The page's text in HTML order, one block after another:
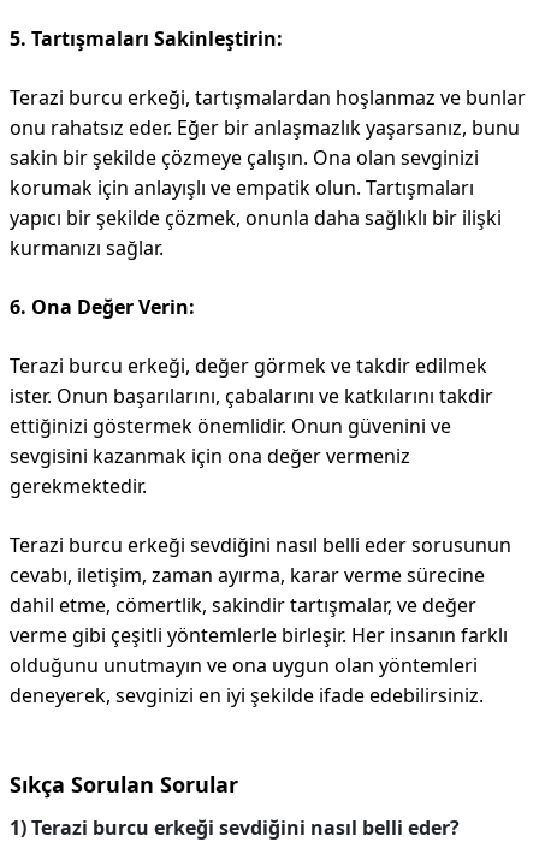
5. Tartışmaları Sakinleştirin:
Terazi burcu erkeği, tartışmalardan hoşlanmaz ve bunlar
onu rahatsız eder. Eğer bir anlaşmazlık yaşarsanız, bunu
sakin bir şekilde çözmeye çalışın. Ona olan sevginizi
korumak için anlayışlı ve empatik olun. Tartışmaları
yapıcı bir şekilde çözmek, onunla daha sağlıklı bir ilişki
kurmanızı sağlar.
6. Ona Değer Verin:
Terazi burcu erkeği, değer görmek ve takdir edilmek
ister. Onun başarılarını, çabalarını ve katkılarını takdir
ettiğinizi göstermek önemlidir. Onun güvenini ve
sevgisini kazanmak için ona değer vermeniz
gerekmektedir.
Terazi burcu erkeği sevdiğini nasıl belli eder sorusunun
cevabı, iletişim, zaman ayırma, karar verme sürecine
dahil etme, cömertlik, sakindir tartışmalar, ve değer
verme gibi çeşitli yöntemlerle birleşir. Her insanın farklı
olduğunu unutmayın ve ona uygun olan yöntemleri
deneyerek, sevginizi en iyi şekilde ifade edebilirsiniz.
Sıkça Sorulan Sorular
1) Terazi burcu erkeği sevdiğini nasıl belli eder?